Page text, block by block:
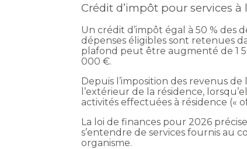
Crédit d’impôt pour services à
Un crédit d’impôt égal à 50 % des
dépenses éligibles sont retenues
plafond peut être augmenté de 1
000 €.
Depuis l’imposition des revenus
l’extérieur de la résidence,
activités effectuées à résidence («
La loi de finances pour 2026
s’entendre de services fournis au
organisme.